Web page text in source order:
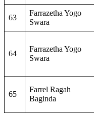
63
Farrazetha Yogo
Swara
64
Farrazetha Yogo
Swara
65
Farrel Ragah
Baginda